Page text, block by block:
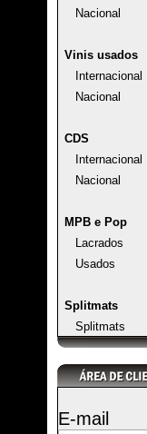
Nacional
Vinis usados
Internacional
Nacional
CDS
Internacional
Nacional
MPB e Pop
Lacrados
Usados
Splitmats
Splitmats
E-mail